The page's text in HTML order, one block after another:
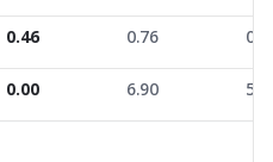
1.43 1.29
0.46 0.76
0.00 6.90